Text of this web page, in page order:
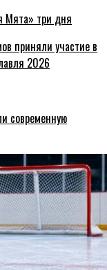
Мята» три дня
приняли участие в
2026
современную